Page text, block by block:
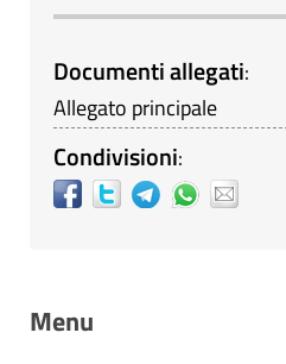
Documenti allegati:
Allegato principale
Condivisioni:
Menu